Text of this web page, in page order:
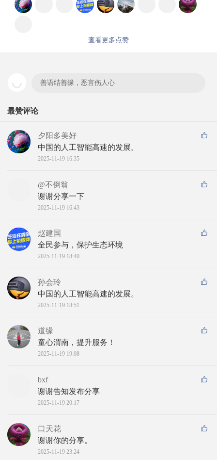
查看更多点赞
善语结善缘，恶言伤人心
最赞评论
夕阳多美好
中国的人工智能高速的发展。
2025-11-19 16:35
@不倒翁
谢谢分享一下
2025-11-19 16:43
赵建国
全民参与，保护生态环境
2025-11-19 18:40
孙会玲
中国的人工智能高速的发展。
2025-11-19 18:51
道缘
童心渭南，提升服务！
2025-11-19 19:08
bxf
谢谢告知发布分享
2025-11-19 20:17
口天花
谢谢你的分享。
2025-11-19 23:24